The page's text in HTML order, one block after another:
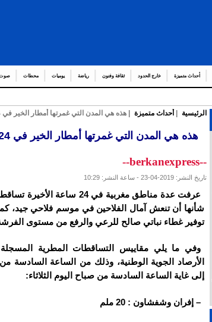
أحداث متميزة خارج الحدود ثقافة وفنون رياضة يوميات محطات صوت
عدد من العم_
الرئيسية أحداث متميزة | هذه هي المدن التي غمرتها أمطار الخير في 24 ساعة الماضية
هذه هي المدن التي غمرتها أمطار الخير في 24 ساعة الماضية
--berkanexpress--
تاريخ النشر: 2019-04-23 - ساعة النشر: 10:29
عرفت عدة مناطق مغربية في 24
شأنها أن تنعش آمال الفلاحين في موسم فلاحي جيد،
توفير غطاء نباتي صالح للرعي والرفع من مستوى الفرشة
وفي ما يلي مقاييس التساقطات المطرية
الأرصاد الجوية الوطنية، وذلك من الساعة السادسة
إلى غاية الساعة السادسة من صباح اليوم الثلاثاء:
– إفران وشفشاون : 20 ملم